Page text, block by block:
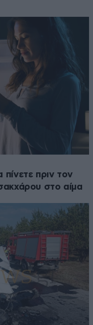
πριν τον
στο αίμα